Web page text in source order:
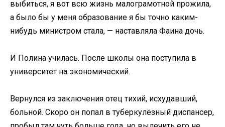
выбиться, я вот всю жизнь малограмотной прожила,
а было бы у меня образование я бы точно каким-
нибудь министром стала, — наставляла Фаина дочь.
И Полина училась. После школы она поступила в
университет на экономический.
Вернулся из заключения отец тихий, исхудавший,
больной. Скоро он попал в туберкулёзный диспансер,